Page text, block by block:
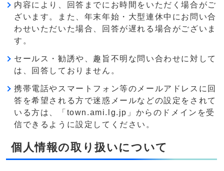
内容により、回答までにお時間をいただく場合がご
ざいます。また、年末年始・大型連休中にお問い合
わせいただいた場合、回答が遅れる場合がございま
す。
セールス・勧誘や、趣旨不明な問い合わせに対して
は、回答しておりません。
携帯電話やスマートフォン等のメールアドレスに回
答を希望される方で迷惑メールなどの設定をされて
いる方は、「town.ami.lg.jp」からのドメインを受
信できるように設定してください。
個人情報の取り扱いについて